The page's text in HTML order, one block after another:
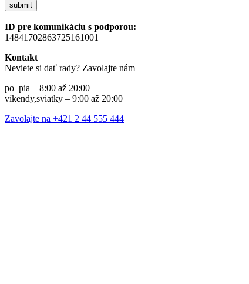
submit
ID pre komunikáciu s podporou:
14841702863725161001
Kontakt
Neviete si dať rady? Zavolajte nám
po–pia – 8:00 až 20:00
víkendy,sviatky – 9:00 až 20:00
Zavolajte na +421 2 44 555 444